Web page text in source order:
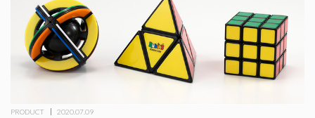
PRODUCT 2020.07.09